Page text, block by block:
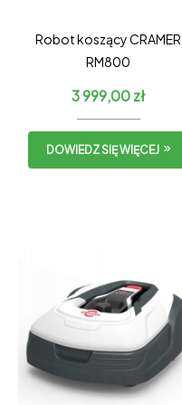
Robot koszący CRAMER
RM800
3 999,00zł
DOWIEDZ SIĘ WIĘCEJ